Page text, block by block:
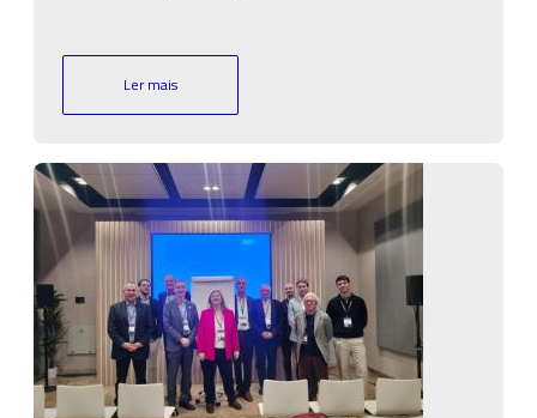
Ler mais
Imagem